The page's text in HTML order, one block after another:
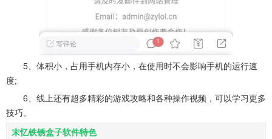
5、体积小，占用手机内存小，在使用时不会影响手机的运行速
度;
6、线上还有超多精彩的游戏攻略和各种操作视频，可以学习更多
技巧。
末忆铁锈盒子软件特色